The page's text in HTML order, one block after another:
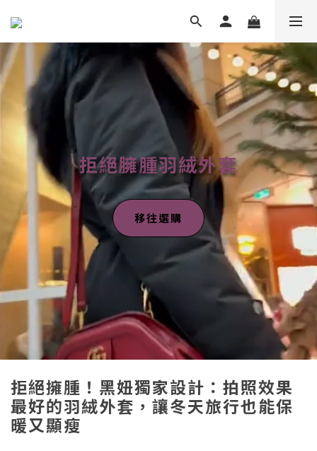
拒絕臃腫羽絨外套
移往選購
拒絕擁腫！黑妞獨家設計：拍照效果
最好的羽絨外套，讓冬天旅行也能保
暖又顯瘦